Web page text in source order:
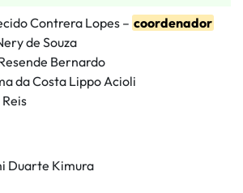
Contrera Lopes – coordenador
de Souza
Bernardo
da Costa Lippo Acioli
Duarte Kimura